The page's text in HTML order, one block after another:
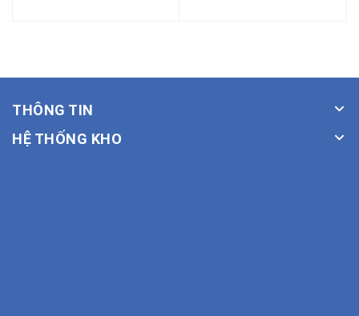
THÔNG TIN
HỆ THỐNG KHO